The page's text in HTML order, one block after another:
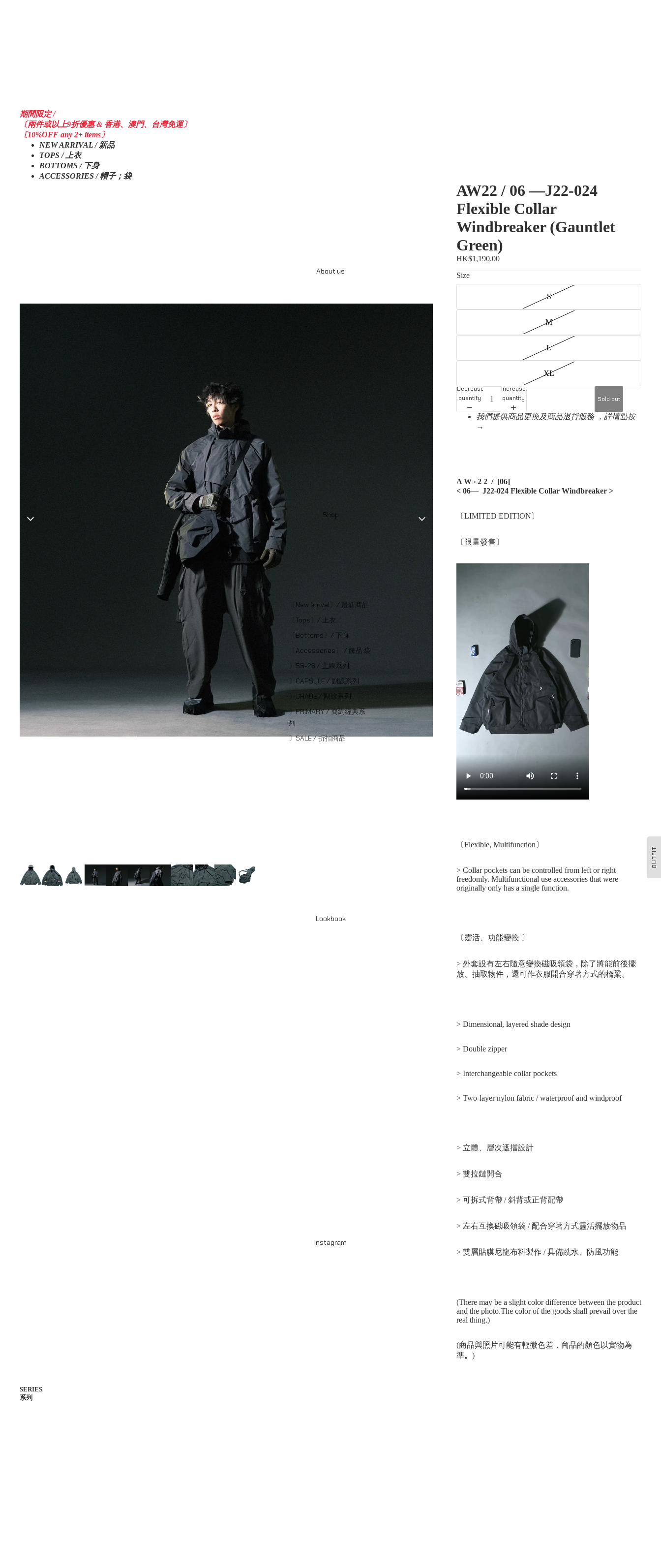
About us
Shop
〔New arrival〕/ 最新商品
〔Tops〕/ 上衣
〔Bottoms〕/ 下身
〔Accessories〕 / 飾品;袋
〕SS-26 / 主線系列
〕CAPSULE / 副線系列
〕SHADE / 副線系列
〕PRIMARY / 簡約經典系
列
〕SALE / 折扣商品
Lookbook
Instagram
OUTFIT
期間限定 /
〔兩件或以上9折優惠 & 香港、澳門、台灣免運〕
〔10%OFF any 2+ items〕
NEW ARRIVAL / 新品
TOPS / 上衣
BOTTOMS / 下身
ACCESSORIES / 帽子；袋
AW22 / 06 —J22-024
Flexible Collar
Windbreaker (Gauntlet
Green)
HK$1,190.00
Size
S
M
L
XL
Decrease
quantity
Increase
quantity
Sold out
我們提供商品更換及商品退貨服務 ，詳情點按
→
A W ‧ 2 2 / [06]
< 06— J22-024 Flexible Collar Windbreaker >
〔LIMITED EDITION〕
〔限量發售〕
〔Flexible, Multifunction〕
> Collar pockets can be controlled from left or right
freedomly. Multifunctional use accessories that were
originally only has a single function.
〔靈活、功能變換 〕
> 外套設有左右隨意變換磁吸領袋，除了將能前後擺
放、抽取物件，還可作衣服開合穿著方式的橋粱。
> Dimensional, layered shade design
> Double zipper
> Interchangeable collar pockets
> Two-layer nylon fabric / waterproof and windproof
> 立體、層次遮擋設計
> 雙拉鏈開合
> 可拆式背帶 / 斜背或正背配帶
> 左右互換磁吸領袋 / 配合穿著方式靈活擺放物品
> 雙層貼膜尼龍布料製作 / 具備跣水、防風功能
(There may be a slight color difference between the product
and the photo.The color of the goods shall prevail over the
real thing.)
(商品與照片可能有輕微色差，商品的顏色以實物為
準。 )
SERIES
系列